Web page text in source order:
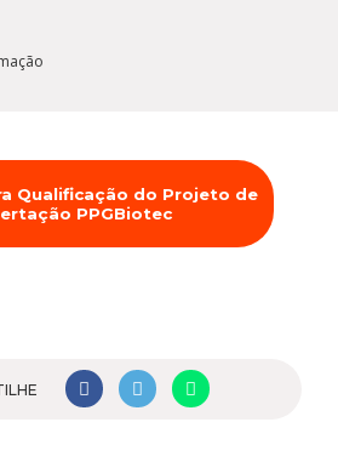
Qualificação do Projeto de
PPGBiotec